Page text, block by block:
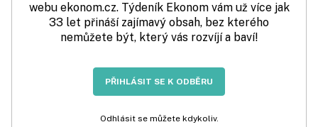
webu ekonom.cz. Týdeník Ekonom vám už více jak
33 let přináší zajímavý obsah, bez kterého
nemůžete být, který vás rozvíjí a baví!
PŘIHLÁSIT SE K ODBĚRU
Odhlásit se můžete kdykoliv.